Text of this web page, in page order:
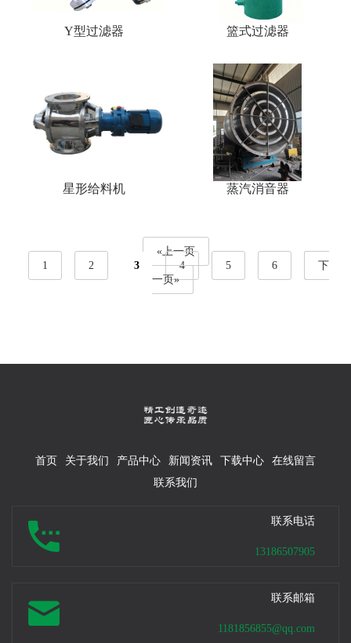
Y型过滤器 篮式过滤器
星形给料机 蒸汽消音器
«上一页
1
2 3 4 5 6
下
一页»
首页 关于我们 产品中心 新闻资讯 下载中心
在线留言
联系我们
联系电话
13186507905
联系邮箱
1181856855@qq.com